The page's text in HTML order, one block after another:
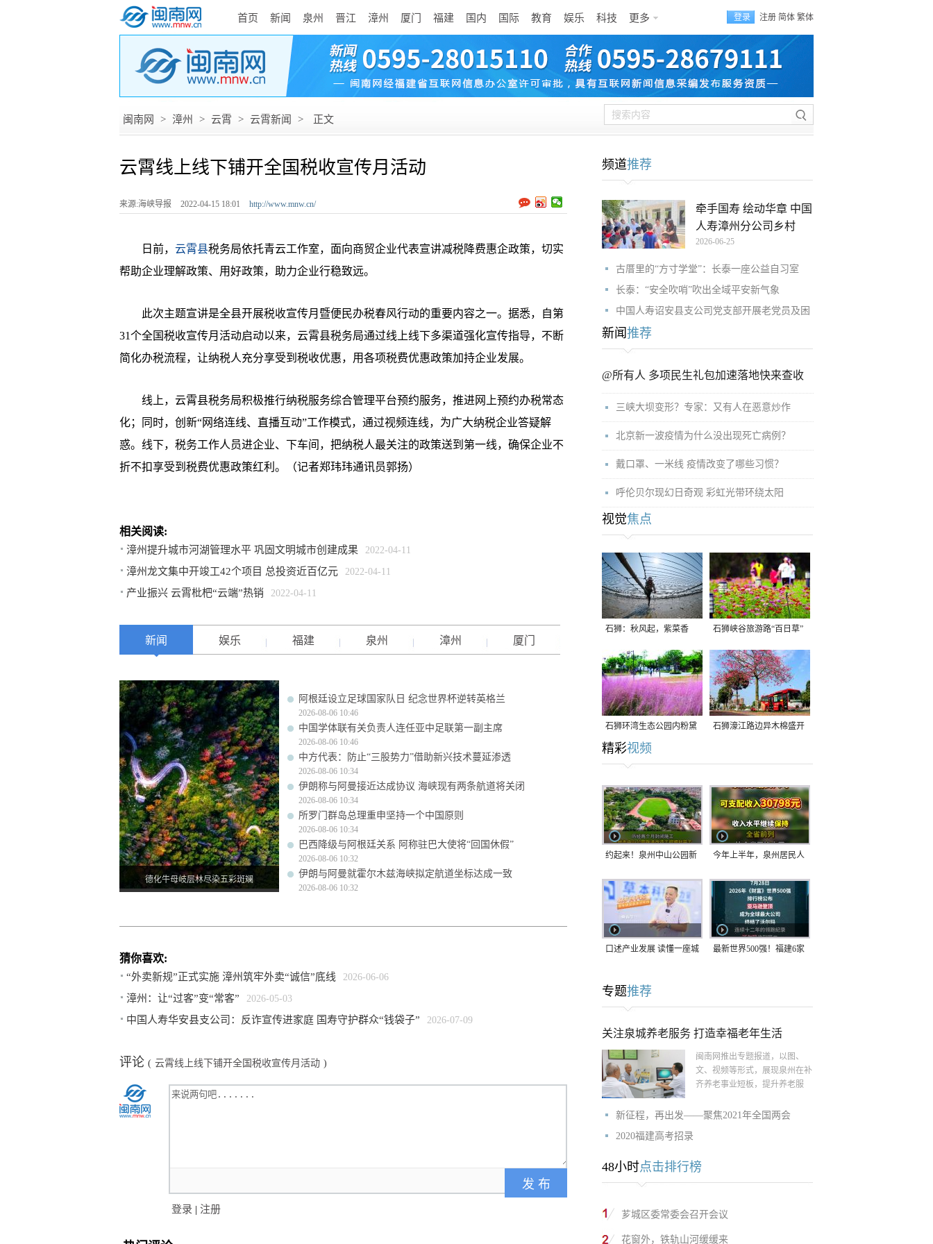
首页 新闻 泉州 晋江 漳州 厦门 福建 国内 国际 教育 娱乐 科技 更多 登录 注册 简体 繁体
闽南网 > 漳州 > 云霄 > 云霄新闻 > 正文
云霄线上线下铺开全国税收宣传月活动
来源:海峡导报 2022-04-15 18:01 http://www.mnw.cn/
日前， 云霄县税务局依托青云工作室，面向商贸企业代表宣讲减税降费惠企政策，切实
帮助企业理解政策、用好政策，助力企业行稳致远。
此次主题宣讲是全县开展税收宣传月暨便民办税春风行动的重要内容之一。据悉，自第
31个全国税收宣传月活动启动以来，云霄县税务局通过线上线下多渠道强化宣传指导，不断
简化办税流程，让纳税人充分享受到税收优惠，用各项税费优惠政策加持企业发展。
线上，云霄县税务局积极推行纳税服务综合管理平台预约服务，推进网上预约办税常态
化；同时，创新“网络连线、直播互动”工作模式，通过视频连线，为广大纳税企业答疑解
惑。线下，税务工作人员进企业、下车间，把纳税人最关注的政策送到第一线，确保企业不
折不扣享受到税费优惠政策红利。（记者郑玮玮通讯员郭扬）
相关阅读:
漳州提升城市河湖管理水平 巩固文明城市创建成果 2022-04-11
漳州龙文集中开竣工42个项目 总投资近百亿元 2022-04-11
产业振兴 云霄枇杷“云端”热销 2022-04-11
新闻 娱乐 福建 泉州 漳州 厦门
德化牛母岐层林尽染五彩斑斓
阿根廷设立足球国家队日 纪念世界杯逆转英格兰
2026-08-06 10:46
中国学体联有关负责人连任亚中足联第一副主席
2026-08-06 10:46
中方代表：防止“三股势力”借助新兴技术蔓延渗透
2026-08-06 10:34
伊朗称与阿曼接近达成协议 海峡现有两条航道将关闭
2026-08-06 10:34
所罗门群岛总理重申坚持一个中国原则
2026-08-06 10:34
巴西降级与阿根廷关系 阿称驻巴大使将“回国休假”
2026-08-06 10:32
伊朗与阿曼就霍尔木兹海峡拟定航道坐标达成一致
2026-08-06 10:32
猜你喜欢:
“外卖新规”正式实施 漳州筑牢外卖“诚信”底线 2026-06-06
漳州：让“过客”变“常客” 2026-05-03
中国人寿华安县支公司：反诈宣传进家庭 国寿守护群众“钱袋子” 2026-07-09
评论 ( 云霄线上线下铺开全国税收宣传月活动 )
登录 | 注册
频道推荐
牵手国寿 绘动华章 中国
人寿漳州分公司乡村
2026-06-25
古厝里的“方寸学堂”：长泰一座公益自习室
长泰：“安全吹哨”吹出全域平安新气象
中国人寿诏安县支公司党支部开展老党员及困
新闻 推荐
@所有人 多项民生礼包加速落地快来查收
三峡大坝变形？专家：又有人在恶意炒作
北京新一波疫情为什么没出现死亡病例？
戴口罩、一米线 疫情改变了哪些习惯？
呼伦贝尔现幻日奇观 彩虹光带环绕太阳
视觉焦点
石狮：秋风起，紫菜香 石狮峡谷旅游路“百日草”
争相斗艳
石狮环湾生态公园内粉黛
乱子草盛放
石狮濠江路边异木棉盛开
精彩视频
约起来！泉州中山公园新 今年上半年，泉州居民人
口述产业发展 读懂一座城
家，率先研发草本卫生巾
最新世界500强！福建6家
专题推荐
关注泉城养老服务 打造幸福老年生活
闽南网推出专题报道，以图、
文、视频等形式，展现泉州在补
齐养老事业短板，提升养老服
新征程，再出发——聚焦2021年全国两会
2020福建高考招录
48小时点击排行榜
芗城区委常委会召开会议
花窗外，铁轨山河缓缓来